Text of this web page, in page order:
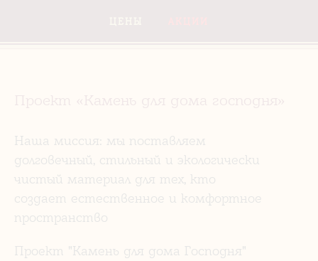
Наша миссия: мы поставляем
долговечный, стильный и экологически
чистый материал для тех, кто
создает естественное и комфортное
пространство
Проект "Камень для дома Господня"